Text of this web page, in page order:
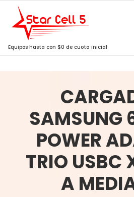
Saltar
contenido
Equipos hasta con $0 de cuota inicial
SAMSUNG
POWER
TRIO USBC
A